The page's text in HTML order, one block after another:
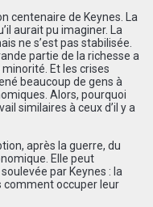
centenaire de Keynes. La
aurait pu imaginer. La
ne s’est pas stabilisée.
partie de la richesse a
Et les crises
beaucoup de gens à
Alors, pourquoi
similaires à ceux d’il y a
après la guerre, du
Elle peut
par Keynes : la
comment occuper leur